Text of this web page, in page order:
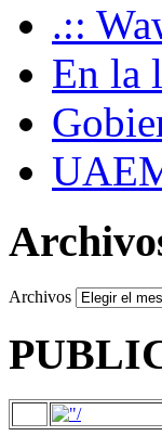
.::
En la
Archivos